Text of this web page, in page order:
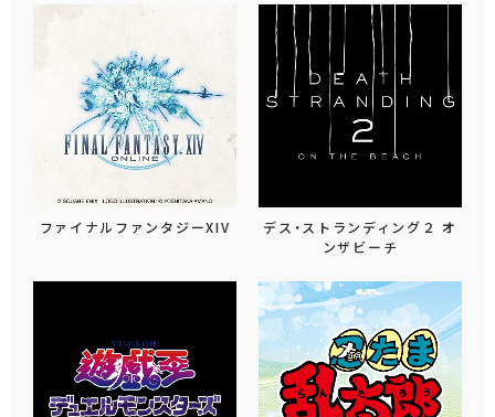
ファイナルファンタジーXIV
デス・ストランディング２ オ
ンザビーチ